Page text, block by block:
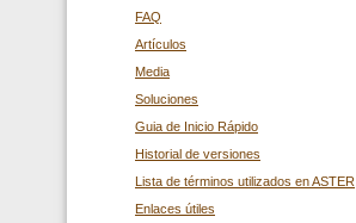
FAQ
Artículos
Media
Soluciones
Guia de Inicio Rápido
Historial de versiones
Lista de términos utilizados en ASTER
Enlaces útiles